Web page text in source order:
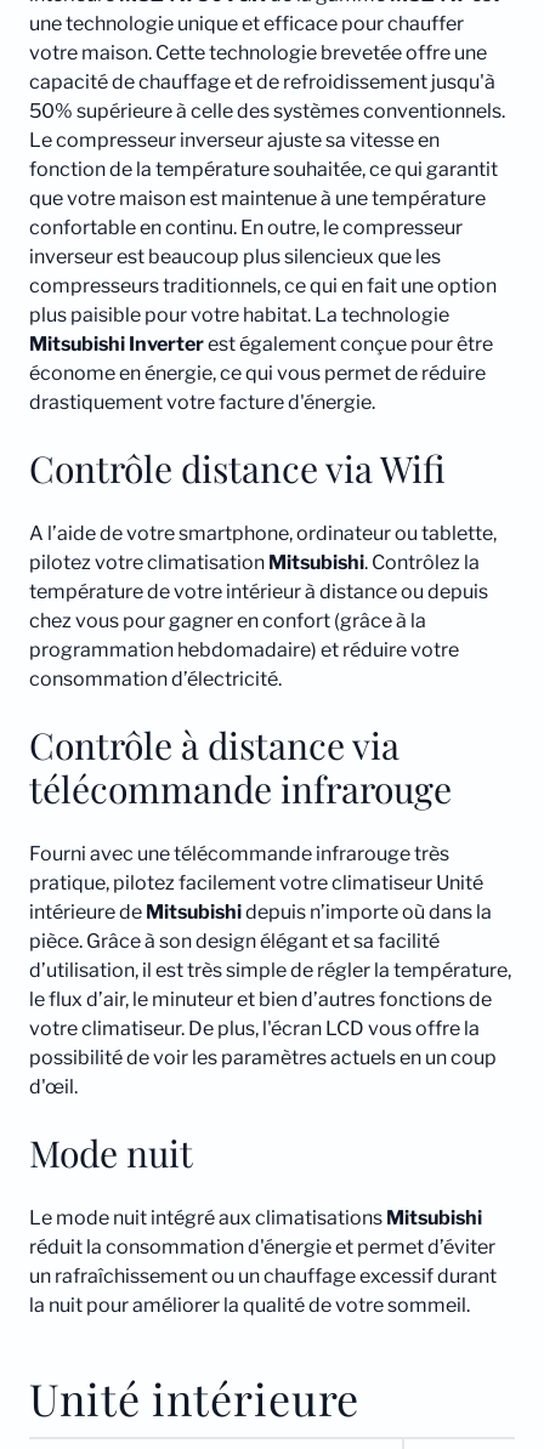
une technologie unique et efficace pour chauffer
votre maison. Cette technologie brevetée offre une
capacité de chauffage et de refroidissement jusqu'à
50% supérieure à celle des systèmes conventionnels.
Le compresseur inverseur ajuste sa vitesse en
fonction de la température souhaitée, ce qui garantit
que votre maison est maintenue à une température
confortable en continu. En outre, le compresseur
inverseur est beaucoup plus silencieux que les
compresseurs traditionnels, ce qui en fait une option
plus paisible pour votre habitat. La technologie
Mitsubishi Inverterest également conçue pour être
économe en énergie, ce qui vous permet de réduire
drastiquement votre facture d'énergie.
Contrôle distance via Wifi
A l’aide de votre smartphone, ordinateur ou tablette,
pilotez votre climatisation Mitsubishi. Contrôlez la
température de votre intérieur à distance ou depuis
chez vous pour gagner en confort (grâce à la
programmation hebdomadaire) et réduire votre
consommation d’électricité.
Contrôle à distance via
télécommande infrarouge
Fourni avec une télécommande infrarouge très
pratique, pilotez facilement votre climatiseur Unité
intérieure de Mitsubishidepuis n’importe où dans la
pièce. Grâce à son design élégant et sa facilité
d’utilisation, il est très simple de régler la température,
le flux d’air, le minuteur et bien d’autres fonctions de
votre climatiseur. De plus, l'écran LCD vous offre la
possibilité de voir les paramètres actuels en un coup
d'œil.
Mode nuit
Le mode nuit intégré aux climatisations Mitsubishi
réduit la consommation d'énergie et permet d’éviter
un rafraîchissement ou un chauffage excessif durant
la nuit pour améliorer la qualité de votre sommeil.
Unité intérieure